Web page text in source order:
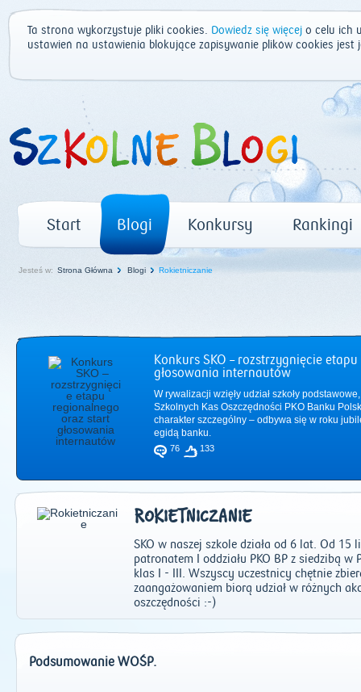
Ta strona wykorzystuje pliki cookies. Dowiedz się więcej o celu ich
ustawień na ustawienia blokujące zapisywanie plików cookies
Start Blogi Konkursy Rankingi
Jesteś w: Strona Główna Blogi Rokietniczanie
Konkurs SKO – rozstrzygnięcie
głosowania internautów
W rywalizacji wzięły udział szkoły
Szkolnych Kas Oszczędności PKO Banku
charakter szczególny – odbywa się w roku
egidą banku.
76 133
ROKIETNICZANIE
SKO w naszej szkole działa od 6 lat. Od
patronatem I oddziału PKO BP z siedzibą w
klas I - III. Wszyscy uczestnicy chętnie
zaangażowaniem biorą udział w różnych
oszczędności :-)
Podsumowanie WOŚP.